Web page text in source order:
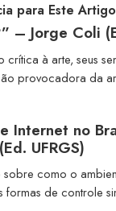
para Este Artigo
– Jorge Coli
crítica à arte, seus
provocadora da
Internet no
UFRGS)
sobre como o
formas de controle